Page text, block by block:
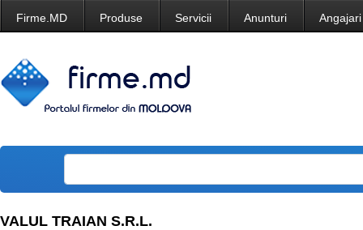
Firme.MD Produse Servicii Anunturi Angajari
VALUL TRAIAN S.R.L.